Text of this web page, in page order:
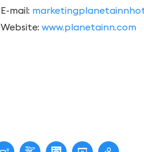
E-mail:
Website: www.planetainn.com